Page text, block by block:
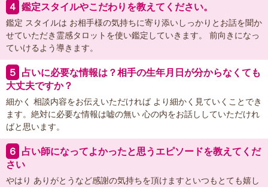
４ 鑑定スタイルやこだわりを教えてください。
鑑定 スタイルは お相手様の気持ちに寄り添いしっかりとお話を聞か
せていただき霊感タロットを使い鑑定していきます。 前向きになっ
ていけるよう導きます。
５ 占いに必要な情報は？相手の生年月日が分からなくても
大丈夫ですか？
細かく 相談内容をお伝えいただければ より細かく見ていくことでき
ます。絶対に必要な情報は嘘の無い 心の内をお話ししていただけれ
ばと思います。
６ 占い師になってよかったと思うエピソードを教えてくだ
さい
やはり ありがとうなど感謝の気持ちを頂けますといつもとても嬉し